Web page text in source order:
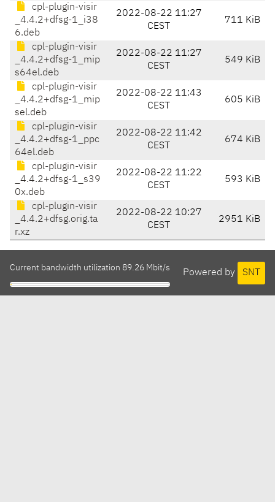
cpl-plugin-visir
_4.4.2+dfsg-1_i38
6.deb
2022-08-22 11:27
CEST
711 KiB
cpl-plugin-visir
_4.4.2+dfsg-1_mip
s64el.deb
2022-08-22 11:27
CEST
549 KiB
cpl-plugin-visir
_4.4.2+dfsg-1_mip
sel.deb
2022-08-22 11:43
CEST
605 KiB
cpl-plugin-visir
_4.4.2+dfsg-1_ppc
64el.deb
2022-08-22 11:42
CEST
674 KiB
cpl-plugin-visir
_4.4.2+dfsg-1_s39
0x.deb
2022-08-22 11:22
CEST
593 KiB
cpl-plugin-visir
_4.4.2+dfsg.orig.ta
r.xz
2022-08-22 10:27
CEST
2951 KiB
Powered by SNT
Current bandwidth utilization 89.26 Mbit/s